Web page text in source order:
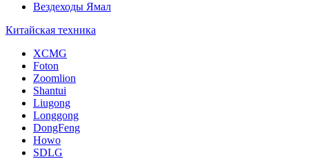
Вездеходы Ямал
Китайская техника
XCMG
Foton
Zoomlion
Shantui
Liugong
Longgong
DongFeng
Howo
SDLG